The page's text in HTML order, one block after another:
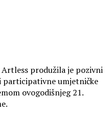
produžila je pozivni
participativne umjetničke
ovogodišnjeg 21.